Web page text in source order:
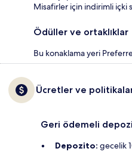
Misafirler için indirimli içki
Ödüller ve ortaklıklar
Bu konaklama yeri
Ücretler ve
Geri ödemeli
Depozito: gecelik